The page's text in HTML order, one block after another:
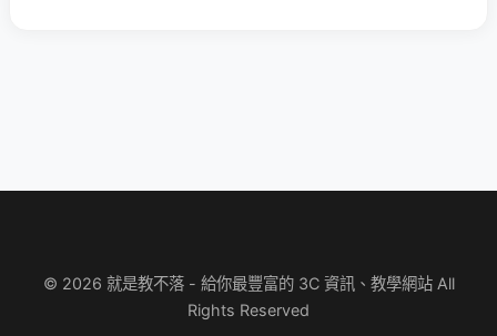
© 2026 就是教不落 - 給你最豐富的 3C 資訊、教學網站 All
Rights Reserved